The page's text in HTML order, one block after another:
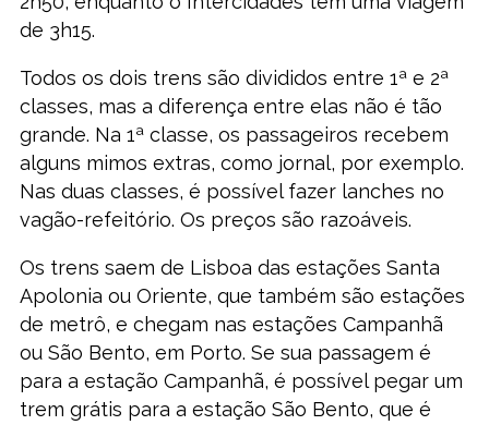
de 3h15.
Todos os dois trens são divididos entre 1ª e 2ª
classes, mas a diferença entre elas não é tão
grande. Na 1ª classe, os passageiros recebem
alguns mimos extras, como jornal, por exemplo.
Nas duas classes, é possível fazer lanches no
vagão-refeitório. Os preços são razoáveis.
Os trens saem de Lisboa das estações Santa
Apolonia ou Oriente, que também são estações
de metrô, e chegam nas estações Campanhã
ou São Bento, em Porto. Se sua passagem é
para a estação Campanhã, é possível pegar um
trem grátis para a estação São Bento, que é